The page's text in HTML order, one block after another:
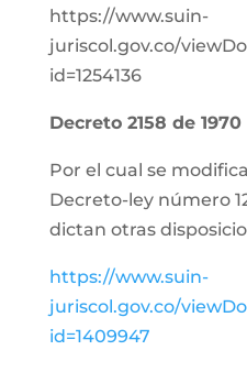
https://www.suin-
juriscol.gov.co/
id=1254136
Decreto 2158 de 1970
Por el cual se
Decreto-ley número
dictan otras
https://www.suin-
juriscol.gov.co/
id=1409947